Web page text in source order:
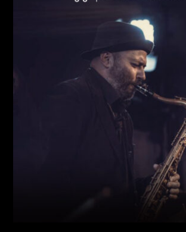
Ціна:
Богдан Кравчук (
,) Олександр Ємець